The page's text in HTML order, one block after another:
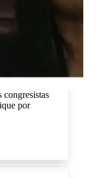
congresistas
por